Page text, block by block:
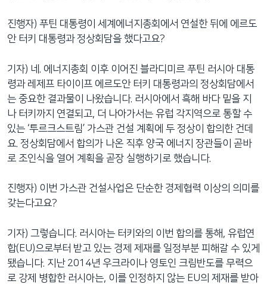
진행자) 푸틴 대통령이 세계에너지총회에서 연설한 뒤에 에르도
안 터키 대통령과 정상회담을 했다고요?
기자) 네. 에너지총회 이후 이어진 블라디미르 푸틴 러시아 대통
령과 레제프 타이이프 에르도안 터키 대통령과의 정상회담에서
는 중요한 결과물이 나왔습니다. 러시아에서 흑해 바다 밑을 지
나 터키까지 연결되고, 더 나아가서는 유럽 각지역으로 통할 수
있는 ‘투르크스트림’ 가스관 건설 계획에 두 정상이 합의한 건데
요. 정상회담에서 합의가 나온 직후 양국 에너지 장관들이 곧바
로 조인식을 열어 계획을 곧장 실행하기로 했습니다.
진행자) 이번 가스관 건설사업은 단순한 경제협력 이상의 의미를
갖는다고요?
기자) 그렇습니다. 러시아는 터키와의 이번 합의를 통해, 유럽연
합(EU)으로부터 받고 있는 경제 제재를 일정부분 피해갈 수 있게
됐습니다. 지난 2014년 우크라이나 영토인 크림반도를 무력으
로 강제 병합한 러시아는, 이를 인정하지 않는 EU의 제재를 받아